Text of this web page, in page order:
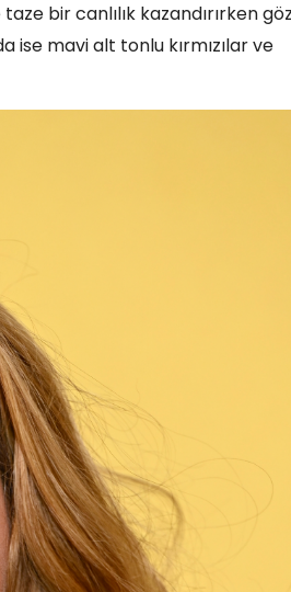
bir canlılık kazandırırken
ise mavi alt tonlu kırmızılar ve